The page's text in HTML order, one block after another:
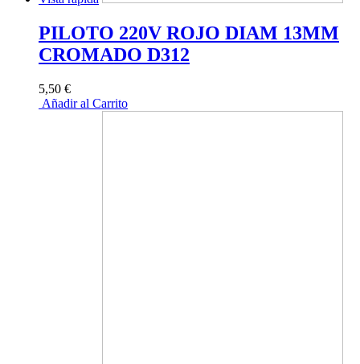
PILOTO 220V ROJO DIAM 13MM
CROMADO D312
5,50 €
Añadir al Carrito